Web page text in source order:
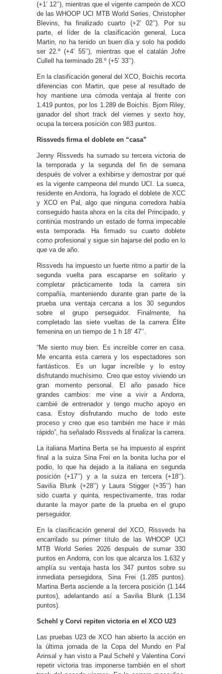
(+1’ 12’’), mientras que el vigente campeón de XCO
de las WHOOP UCI MTB World Series, Christopher
Blevins, ha finalizado cuarto (+2’ 02’’). Por su
parte, el líder de la clasificación general, Luca
Martin, no ha tenido un buen día y solo ha podido
ser 22.º (+4’ 55’’), mientras que el catalán Jofre
Cullell ha terminado 28.º (+5’ 33’’).
En la clasificación general del XCO, Boichis recorta
diferencias con Martin, que pese al resultado de
hoy mantiene una cómoda ventaja al frente con
1.419 puntos, por los 1.289 de Boichis. Bjorn Riley,
ganador del short track del viernes y sexto hoy,
ocupa la tercera posición con 983 puntos.
Rissveds firma el doblete en “casa”
Jenny Rissveds ha sumado su tercera victoria de
la temporada y la segunda del fin de semana
después de volver a exhibirse y demostrar por qué
es la vigente campeona del mundo UCI. La sueca,
residente en Andorra, ha logrado el doblete de XCC
y XCO en Pal, algo que ninguna corredora había
conseguido hasta ahora en la cita del Principado, y
continúa mostrando un estado de forma impecable
esta temporada. Ha firmado su cuarto doblete
como profesional y sigue sin bajarse del podio en lo
que va de año.
Rissveds ha impuesto un fuerte ritmo a partir de la
segunda vuelta para escaparse en solitario y
completar prácticamente toda la carrera sin
compañía, manteniendo durante gran parte de la
prueba una ventaja cercana a los 30 segundos
sobre el grupo perseguidor. Finalmente, ha
completado las siete vueltas de la carrera Élite
femenina en un tiempo de 1 h 18’ 47’’.
“Me siento muy bien. Es increíble correr en casa.
Me encanta esta carrera y los espectadores son
fantásticos. Es un lugar increíble y lo estoy
disfrutando muchísimo. Creo que estoy viviendo un
gran momento personal. El año pasado hice
grandes cambios: me vine a vivir a Andorra,
cambié de entrenador y tengo mucho apoyo en
casa. Estoy disfrutando mucho de todo este
proceso y creo que eso también me hace ir más
rápido”, ha señalado Rissveds al finalizar la carrera.
La italiana Martina Berta se ha impuesto al esprint
final a la suiza Sina Frei en la bonita lucha por el
podio, lo que ha dejado a la italiana en segunda
posición (+17’’) y a la suiza en tercera (+18’’).
Savilia Blunk (+28’’) y Laura Stigger (+35’’) han
sido cuarta y quinta, respectivamente, tras rodar
durante la mayor parte de la prueba en el grupo
perseguidor.
En la clasificación general del XCO, Rissveds ha
encarrilado su primer título de las WHOOP UCI
MTB World Series 2026 después de sumar 330
puntos en Andorra, con los que alcanza los 1.632 y
amplía su ventaja hasta los 347 puntos sobre su
inmediata persegidora, Sina Frei (1.285 puntos).
Martina Berta asciende a la tercera posición (1.144
puntos), adelantando así a Savilia Blunk (1.134
puntos).
Schehl y Corvi repiten victoria en el XCO U23
Las pruebas U23 de XCO han abierto la acción en
la última jornada de la Copa del Mundo en Pal
Arinsal y han visto a Paul Schehl y Valentina Corvi
repetir victoria tras imponerse también en el short